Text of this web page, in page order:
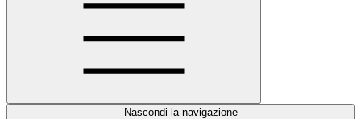
Nascondi la navigazione